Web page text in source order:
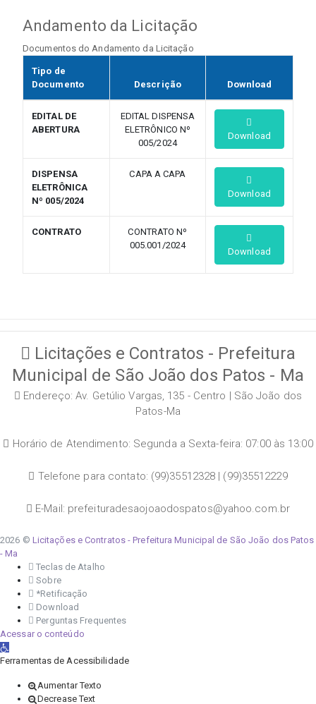
Andamento da Licitação
Documentos do Andamento da Licitação
Tipo de
Documento
Descrição Download
EDITAL DE
ABERTURA
EDITAL DISPENSA
ELETRÔNICO Nº
005/2024
Download
DISPENSA
ELETRÔNICA
Nº 005/2024
CAPA A CAPA
Download
CONTRATO
CONTRATO Nº
005.001/2024
Download
Licitações e Contratos - Prefeitura
Municipal de São João dos Patos - Ma
Endereço: Av. Getúlio Vargas, 135 - Centro | São João dos
Patos-Ma
Horário de Atendimento: Segunda a Sexta-feira: 07:00 às 13:00
Telefone para contato: (99)35512328 | (99)35512229
E-Mail: prefeituradesaojoaodospatos@yahoo.com.br
2026 © Licitações e Contratos - Prefeitura Municipal de São João dos Patos
- Ma
Teclas de Atalho
Sobre
*Retificação
Download
Perguntas Frequentes
Acessar o conteúdo
Abrir a barra de ferramentas
Ferramentas de Acessibilidade
Aumentar Texto
Decrease Text